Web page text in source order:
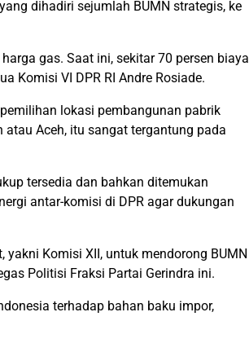
dihadiri sejumlah BUMN strategis, ke
gas. Saat ini, sekitar 70 persen biaya
Komisi VI DPR RI Andre Rosiade.
lokasi pembangunan pabrik
Aceh, itu sangat tergantung pada
tersedia dan bahkan ditemukan
antar-komisi di DPR agar dukungan
Komisi XII, untuk mendorong BUMN
Politisi Fraksi Partai Gerindra ini.
terhadap bahan baku impor,